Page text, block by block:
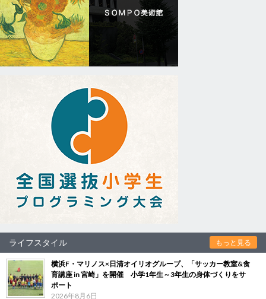
ライフスタイル もっと見る
横浜F・マリノス×日清オイリオグループ、「サッカー教室&食
育講座 in 宮崎」を開催 小学1年生～3年生の身体づくりをサ
ポート
2026年8月6日